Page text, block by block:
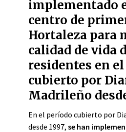
implementado
centro de
Hortaleza para
calidad de vida
residentes en
cubierto por
Madrileño
En el período cubierto por
desde 1997, se han